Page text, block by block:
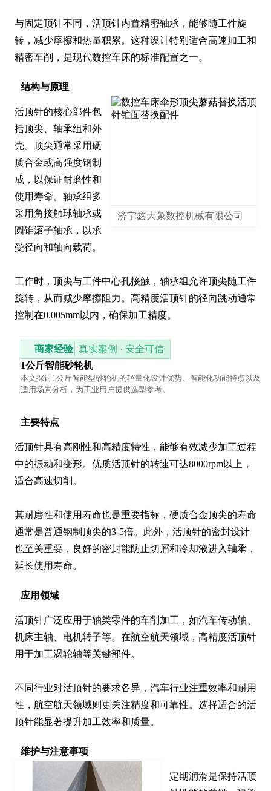
与固定顶针不同，活顶针内置精密轴承，能够随工件旋
转，减少摩擦和热量积累。这种设计特别适合高速加工和
精密车削，是现代数控车床的标准配置之一。
结构与原理
济宁鑫大象数控机械有限公司
活顶针的核心部件包
括顶尖、轴承组和外
壳。顶尖通常采用硬
质合金或高强度钢制
成，以保证耐磨性和
使用寿命。轴承组多
采用角接触球轴承或
圆锥滚子轴承，以承
受径向和轴向载荷。
工作时，顶尖与工件中心孔接触，轴承组允许顶尖随工件
旋转，从而减少摩擦阻力。高精度活顶针的径向跳动通常
控制在0.005mm以内，确保加工精度。
商家经验 真实案例 · 安全可信
1公斤智能砂轮机
本文探讨1公斤智能型砂轮机的轻量化设计优势、智能化功能特点以及
适用场景分析，为工业用户提供选型参考。
主要特点
活顶针具有高刚性和高精度特性，能够有效减少加工过程
中的振动和变形。优质活顶针的转速可达8000rpm以上，
适合高速切削。
其耐磨性和使用寿命也是重要指标，硬质合金顶尖的寿命
通常是普通钢制顶尖的3-5倍。此外，活顶针的密封设计
也至关重要，良好的密封能防止切屑和冷却液进入轴承，
延长使用寿命。
应用领域
活顶针广泛应用于轴类零件的车削加工，如汽车传动轴、
机床主轴、电机转子等。在航空航天领域，高精度活顶针
用于加工涡轮轴等关键部件。
不同行业对活顶针的要求各异，汽车行业注重效率和耐用
性，航空航天领域则更关注精度和可靠性。选择适合的活
顶针能显著提升加工效率和质量。
维护与注意事项
定期润滑是保持活顶